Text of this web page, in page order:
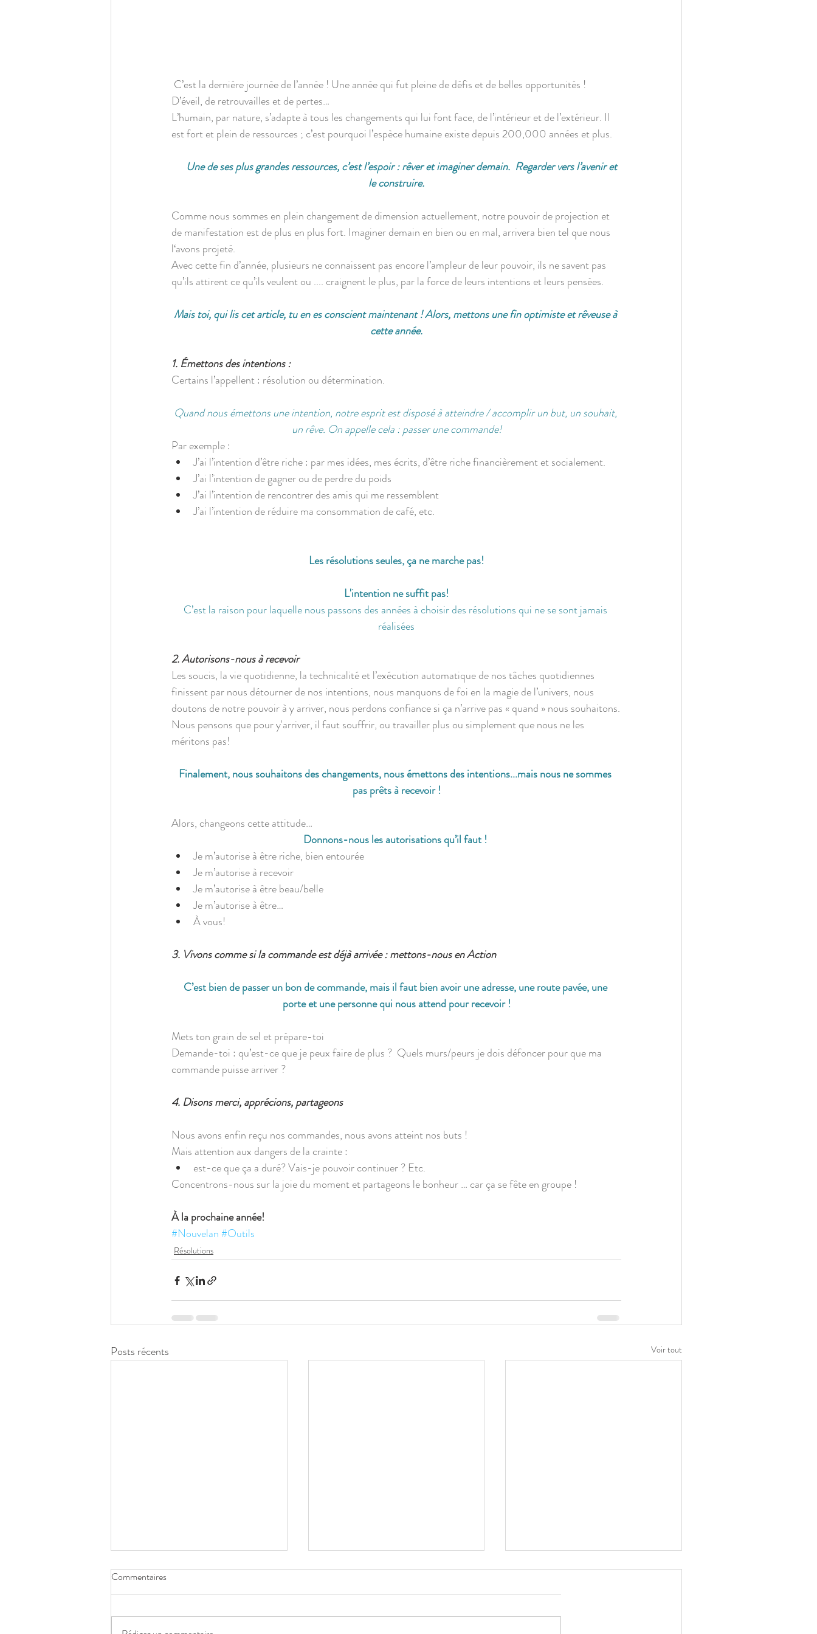
C’est la dernière journée de l’année ! Une année qui fut pleine de défis et de belles opportunités !
D’éveil, de retrouvailles et de pertes…
L’humain, par nature, s’adapte à tous les changements qui lui font face, de l’intérieur et de l’extérieur. Il
est fort et plein de ressources ; c’est pourquoi l’espèce humaine existe depuis 200,000 années et plus.
le construire.
Comme nous sommes en plein changement de dimension actuellement, notre pouvoir de projection et
de manifestation est de plus en plus fort. Imaginer demain en bien ou en mal, arrivera bien tel que nous
l‘avons projeté.
Avec cette fin d’année, plusieurs ne connaissent pas encore l’ampleur de leur pouvoir, ils ne savent pas
qu’ils attirent ce qu’ils veulent ou .... craignent le plus, par la force de leurs intentions et leurs pensées.
Mais toi, qui lis cet article, tu en es conscient maintenant ! Alors, mettons une fin optimiste et rêveuse à
cette année.
1. Émettons des intentions :
Certains l’appellent : résolution ou détermination.
Quand nous émettons une intention, notre esprit est disposé à atteindre / accomplir un but, un souhait,
un rêve. On appelle cela : passer une commande!
Par exemple :
J’ai l’intention d’être riche : par mes idées, mes écrits, d’être riche financièrement et socialement.
J’ai l’intention de gagner ou de perdre du poids
J’ai l’intention de rencontrer des amis qui me ressemblent
J’ai l’intention de réduire ma consommation de café, etc.
Les résolutions seules, ça ne marche pas!
L'intention ne suffit pas!
C’est la raison pour laquelle nous passons des années à choisir des résolutions qui ne se sont jamais
réalisées
2. Autorisons-nous à recevoir
Les soucis, la vie quotidienne, la technicalité et l’exécution automatique de nos tâches quotidiennes
finissent par nous détourner de nos intentions, nous manquons de foi en la magie de l’univers, nous
doutons de notre pouvoir à y arriver, nous perdons confiance si ça n’arrive pas « quand » nous souhaitons.
Nous pensons que pour y'arriver, il faut souffrir, ou travailler plus ou simplement que nous ne les
méritons pas!
Finalement, nous souhaitons des changements, nous émettons des intentions...mais nous ne sommes
pas prêts à recevoir !
Alors, changeons cette attitude…
Donnons-nous les autorisations qu’il faut !
Je m’autorise à être riche, bien entourée
Je m’autorise à recevoir
Je m’autorise à être beau/belle
Je m’autorise à être…
À vous!
3. Vivons comme si la commande est déjà arrivée : mettons-nous en Action
C’est bien de passer un bon de commande, mais il faut bien avoir une adresse, une route pavée, une
porte et une personne qui nous attend pour recevoir !
Mets ton grain de sel et prépare-toi
Demande-toi : qu’est-ce que je peux faire de plus ?  Quels murs/peurs je dois défoncer pour que ma
commande puisse arriver ?
4. Disons merci, apprécions, partageons
Nous avons enfin reçu nos commandes, nous avons atteint nos buts !
Mais attention aux dangers de la crainte :
est-ce que ça a duré? Vais-je pouvoir continuer ? Etc.
Concentrons-nous sur la joie du moment et partageons le bonheur … car ça se fête en groupe !
À la prochaine année!
#Nouvelan#Outils
Résolutions
Posts récents Voir tout
Commentaires